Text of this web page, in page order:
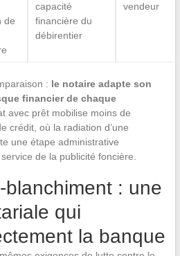
de
capacité
financière du
débirentier
vendeur
: le notaire adapte son
financier de chaque
avec prêt mobilise moins de
crédit, où la radiation d’une
une étape administrative
de la publicité foncière.
blanchiment : une
qui
la banque